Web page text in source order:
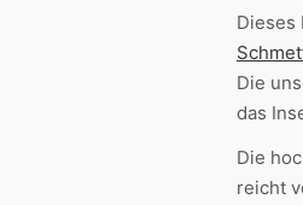
Dieses
Die
das
Die
reicht